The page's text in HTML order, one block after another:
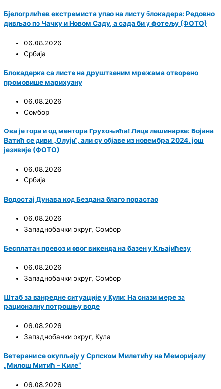
Бјелогрлићев екстремиста упао на листу блокадера: Редовно
дивљао по Чачку и Новом Саду, а сада би у фотељу (ФОТО)
06.08.2026
Србија
Блокадерка са листе на друштвеним мрежама отворено
промовише марихуану
06.08.2026
Сомбор
Ова је гора и од ментора Грухоњића! Лице лешинарке: Бојана
Ватић се диви „Олуји“, али су објаве из новембра 2024. још
језивије (ФОТО)
06.08.2026
Србија
Водостај Дунава код Бездана благо порастао
06.08.2026
Западнобачки округ, Сомбор
Бесплатан превоз и овог викенда на базен у Кљајићеву
06.08.2026
Западнобачки округ, Сомбор
Штаб за ванредне ситуације у Кули: На снази мере за
рационалну потрошњу воде
06.08.2026
Западнобачки округ, Кула
Ветерани се окупљају у Српском Милетићу на Меморијалу
„Милош Митић – Киле“
06.08.2026